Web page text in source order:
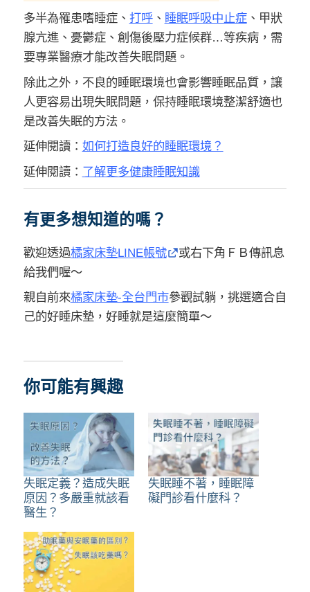
多半為罹患嗜睡症、 打呼、 睡眠呼吸中止症、甲狀
腺亢進、憂鬱症、創傷後壓力症候群…等疾病，需
要專業醫療才能改善失眠問題。
除此之外，不良的睡眠環境也會影響睡眠品質，讓
人更容易出現失眠問題，保持睡眠環境整潔舒適也
是改善失眠的方法。
延伸閱讀： 如何打造良好的睡眠環境？
延伸閱讀： 了解更多健康睡眠知識
有更多想知道的嗎？
歡迎透過橘家床墊LINE帳號
或右下角ＦＢ傳訊息
給我們喔～
親自前來橘家床墊-全台門市參觀試躺，挑選適合自
己的好睡床墊，好睡就是這麼簡單～
你可能有興趣
失眠定義？造成失眠
原因？多嚴重就該看
醫生？
失眠睡不著，睡眠障
礙門診看什麼科？